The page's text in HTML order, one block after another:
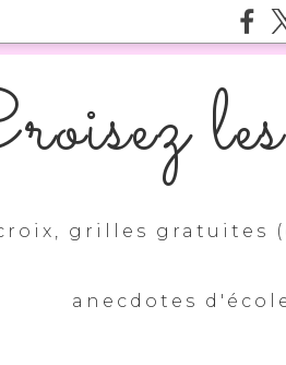
grilles gratuites
anecdotes